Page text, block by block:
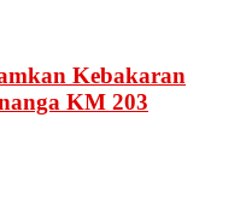
Kebakaran
KM 203